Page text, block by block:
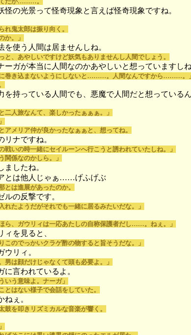
の光景って怪奇現象と言えば怪奇現象ですね。
鬼太郎は振り向く。
か。」
使う人間は居ませんしね。
、あやしいですけど妖気もありませんし人間でしょう。
ガが本当に人間なのかあやしいと想っていますしね
巻き込まないようにしないと………。人間なんですから………。」
持っている人間でも、悪魔で人間だと想っているん
二人旅なんて、楽しかったぁぁぁ。」
アメリア仲が良かったなぁぁと、想ってね。
ナですね。
いの時一緒にセイルーンへ行こうと誘われていたしね。」
関係なのかしら。」
したね。
とは他人じゃぁ……げふげぶ
とは進展があったのか。
の反撃です。
たようだがそれでも一緒に居るみたいだな。」
、ガウリィは一応あたしの自称保護者だし……。ねぇ。」
を見ると、
このでっかいクラゲ酢の物すると旨そうだな。」
リィ。
男は顔だけじゃなくて頭も必要よ。」
言われているよ。
う意味よ。ナーガ」
はない様子で会話をしていた。
ぇ。
を叩きリズミカルな音楽が響く。